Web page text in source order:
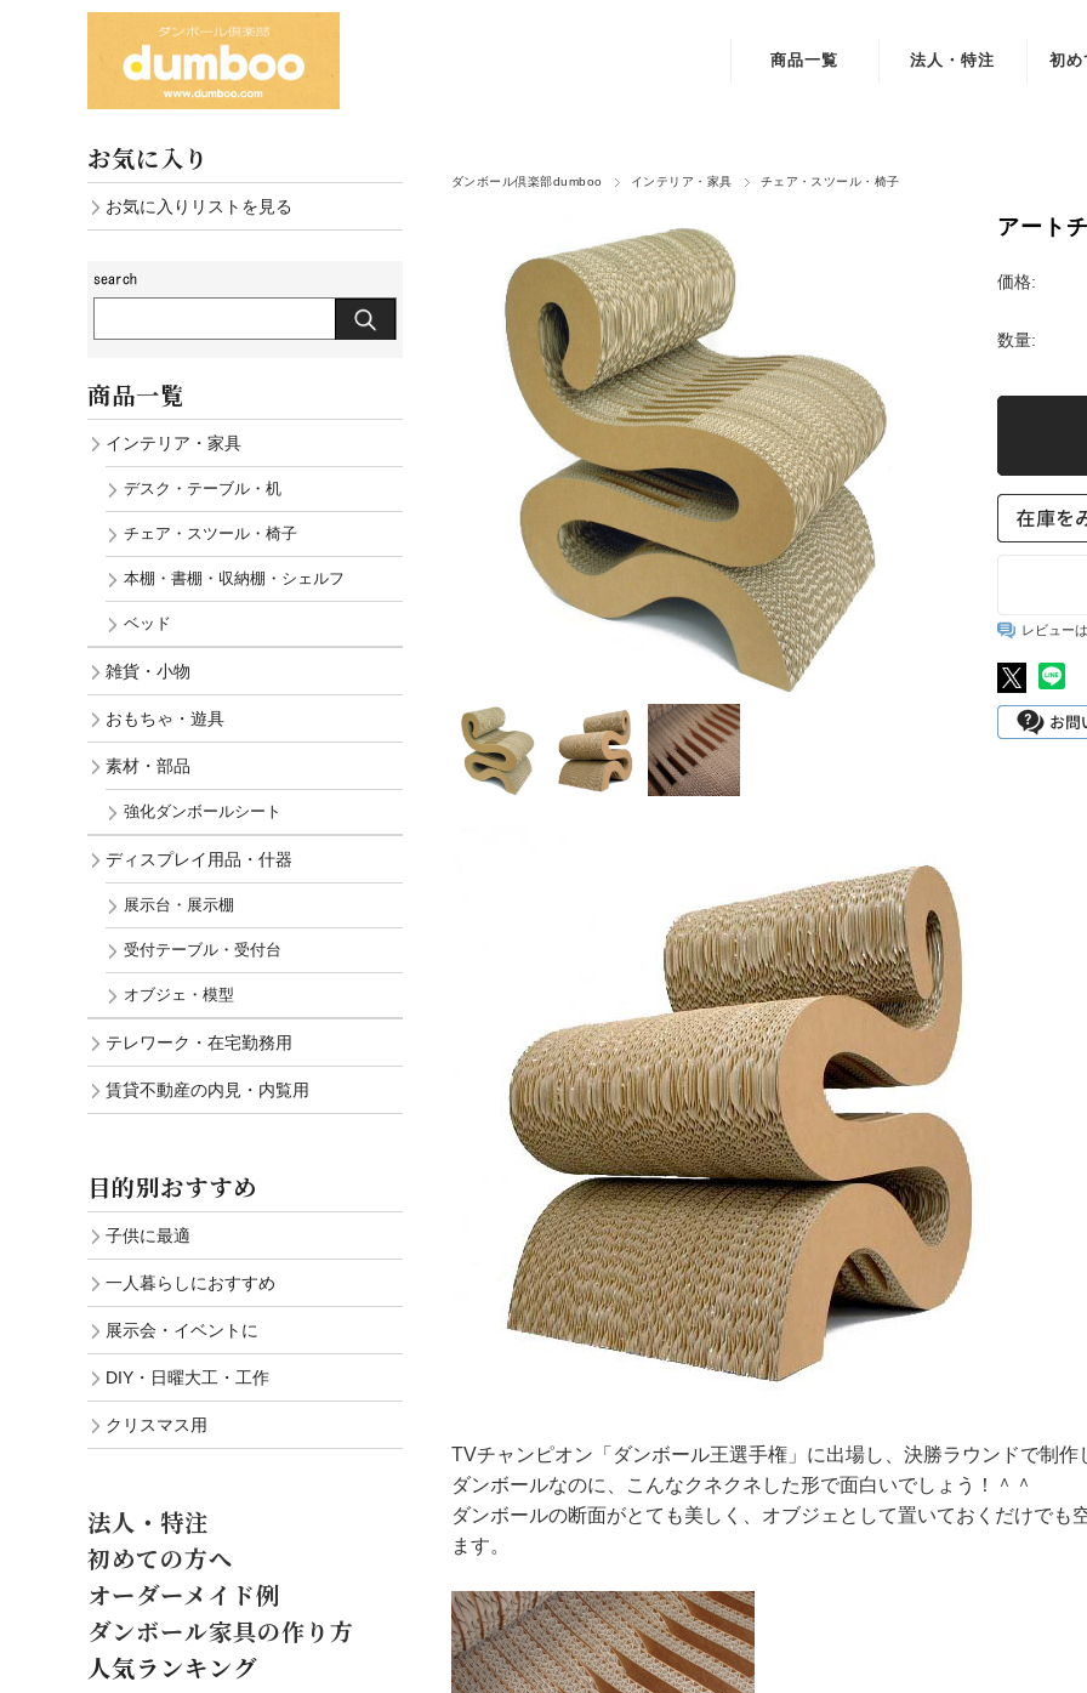
商品一覧
デスク・テーブル・机
本棚・書棚・収納棚・シェルフ
雑貨・小物
おもちゃ・遊具
素材・部品
強化ダンボールシート
ディスプレイ用品・什器
展示台・展示棚
賃貸不動産の内見・内覧用
法人・特注 初め
ダンボール倶楽部dumboo インテリア・家具 チェア・スツール・椅子
アート
価格:
数量:
レビュー
TVチャンピオン「ダンボール王選手権」に出場し、決勝ラウンドで制作
ダンボールなのに、こんなクネクネした形で面白いでしょう！＾＾
ダンボールの断面がとても美しく、オブジェとして置いておくだけでも
ます。
お気に入り
お気に入りリストを見る
商品一覧
インテリア・家具
デスク・テーブル・机
チェア・スツール・椅子
本棚・書棚・収納棚・シェルフ
ベッド
雑貨・小物
おもちゃ・遊具
素材・部品
強化ダンボールシート
ディスプレイ用品・什器
展示台・展示棚
受付テーブル・受付台
オブジェ・模型
テレワーク・在宅勤務用
賃貸不動産の内見・内覧用
目的別おすすめ
子供に最適
一人暮らしにおすすめ
展示会・イベントに
DIY・日曜大工・工作
クリスマス用
法人・特注
初めての方へ
オーダーメイド例
ダンボール家具の作り方
人気ランキング